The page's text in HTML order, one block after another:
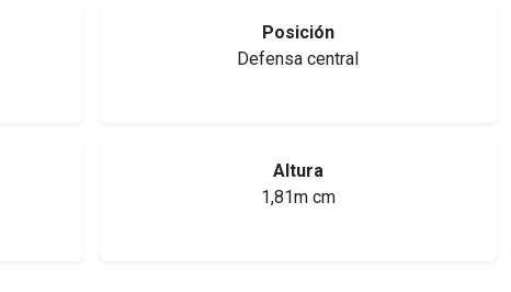
Posición
Defensa central
Altura
1,81m cm